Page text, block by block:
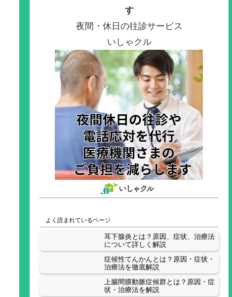
す
夜間・休日の往診サービス
いしゃクル
よく読まれているページ
耳下腺炎とは？原因、症状、治療法
について詳しく解説
症候性てんかんとは？原因・症状・
治療法を徹底解説
上腸間膜動脈症候群とは？原因・症
状・治療法を解説